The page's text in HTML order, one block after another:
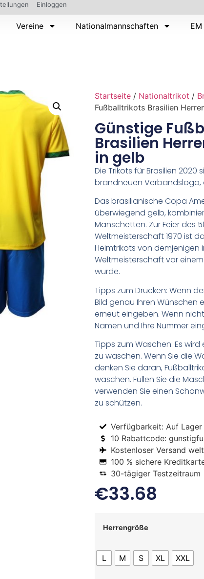
Einloggen
Vereine Nationalmannschaften
Startseite / Nationaltrikot /
Fußballtrikots Brasilien
Günstige
Brasilien
in gelb
Die Trikots für Brasilien
brandneuen Verbandslogo,
Das brasilianische Copa
überwiegend gelb,
Manschetten. Zur Feier des
Weltmeisterschaft 1970 ist
Heimtrikots von demjenigen
Weltmeisterschaft vor
wurde.
Tipps zum Drucken: Wenn
Bild genau Ihren Wünschen
erneut eingeben. Wenn
Namen und Ihre Nummer
Tipps zum Waschen: Es
zu waschen. Wenn Sie die
denken Sie daran,
waschen. Füllen Sie die
verwenden Sie einen
zu schützen.
Verfügbarkeit: Auf Lager
10 Rabattcode:
Kostenloser Versand
100 % sichere
30-tägiger Testzeitraum
€33.68
Herrengröße
L M S XL XXL